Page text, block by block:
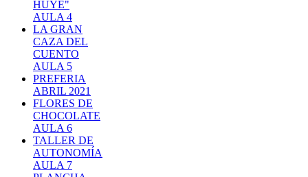
HUYE"
AULA 4
LA GRAN
CAZA DEL
CUENTO
AULA 5
PREFERIA
ABRIL 2021
FLORES DE
CHOCOLATE
AULA 6
TALLER DE
AUTONOMÍA
AULA 7